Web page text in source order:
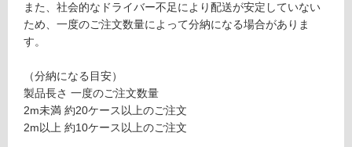
運賃表
為
注
必
要
また、社会的なドライバー不足により配送が安定していない
ため、一度のご注文数量によって分納になる場合がありま
す。
（分納になる目安）
製品長さ 一度のご注文数量
2m未満 約20ケース以上のご注文
2m以上 約10ケース以上のご注文